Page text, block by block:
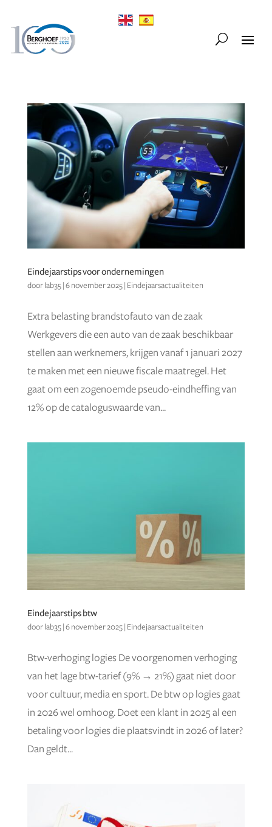
Eindejaarstips voor ondernemingen
door lab35| 6 november 2025| Eindejaarsactualiteiten
Extra belasting brandstofauto van de zaak
Werkgevers die een auto van de zaak beschikbaar
stellen aan werknemers, krijgen vanaf 1 januari 2027
te maken met een nieuwe fiscale maatregel. Het
gaat om een zogenoemde pseudo-eindheffing van
12% op de cataloguswaarde van...
Eindejaarstips btw
door lab35| 6 november 2025| Eindejaarsactualiteiten
Btw-verhoging logies De voorgenomen verhoging
van het lage btw-tarief (9% → 21%) gaat niet door
voor cultuur, media en sport. De btw op logies gaat
in 2026 wel omhoog. Doet een klant in 2025 al een
betaling voor logies die plaatsvindt in 2026 of later?
Dan geldt...